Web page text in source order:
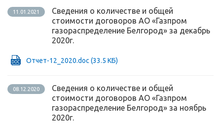
11.01.2021
Сведения о количестве и общей
стоимости договоров АО «Газпром
газораспределение Белгород» за декабрь
2020г.
Отчет-12_2020.doc (33.5 КБ)
08.12.2020
Сведения о количестве и общей
стоимости договоров АО «Газпром
газораспределение Белгород» за ноябрь
2020г.